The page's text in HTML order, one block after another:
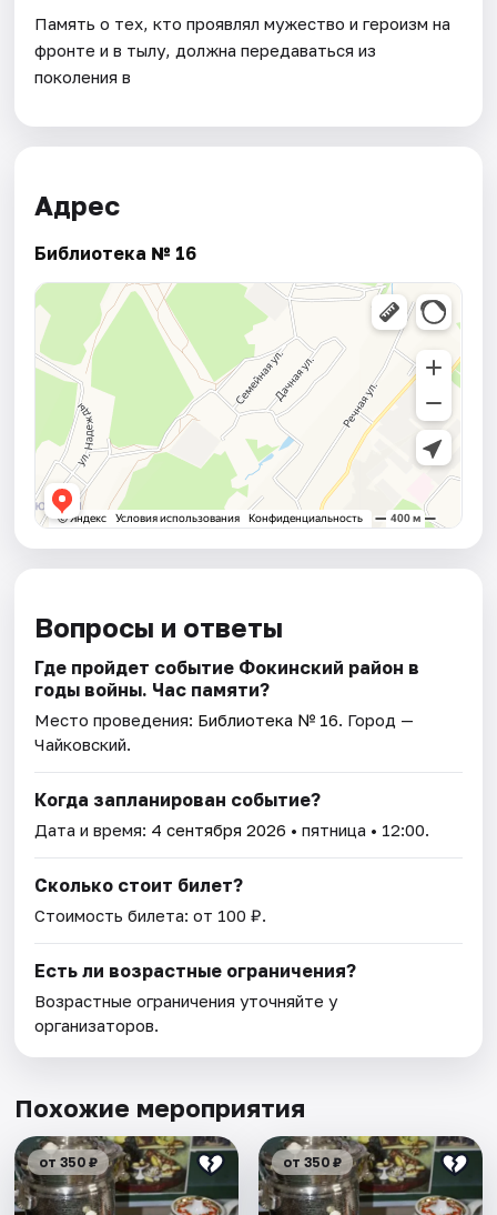
Память о тех, кто проявлял мужество и героизм на
фронте и в тылу, должна передаваться из
поколения в
Адрес
Библиотека № 16
Вопросы и ответы
Где пройдет событие Фокинский район в
годы войны. Час памяти?
Место проведения: Библиотека № 16. Город —
Чайковский.
Когда запланирован событие?
Дата и время: 4 сентября 2026 • пятница • 12:00.
Сколько стоит билет?
Стоимость билета: от 100 ₽.
Есть ли возрастные ограничения?
Возрастные ограничения уточняйте у
организаторов.
Похожие мероприятия
от 350 ₽ от 350 ₽